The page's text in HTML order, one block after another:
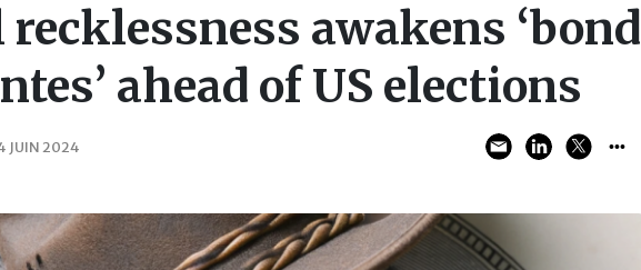
recklessness awakens ‘bond
ahead of US elections
JUIN 2024